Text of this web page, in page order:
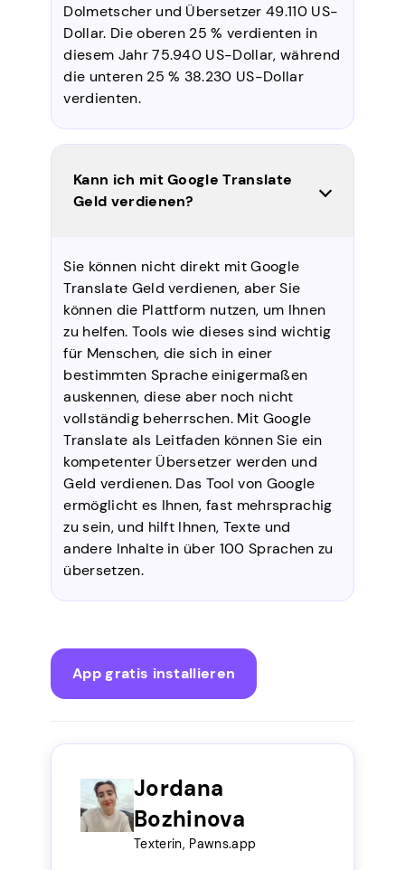
Dolmetscher und Übersetzer 49.110 US-
Dollar. Die oberen 25 % verdienten in
diesem Jahr 75.940 US-Dollar, während
die unteren 25 % 38.230 US-Dollar
verdienten.
Kann ich mit Google Translate
Geld verdienen?
Sie können nicht direkt mit Google
Translate Geld verdienen, aber Sie
können die Plattform nutzen, um Ihnen
zu helfen. Tools wie dieses sind wichtig
für Menschen, die sich in einer
bestimmten Sprache einigermaßen
auskennen, diese aber noch nicht
vollständig beherrschen. Mit Google
Translate als Leitfaden können Sie ein
kompetenter Übersetzer werden und
Geld verdienen. Das Tool von Google
ermöglicht es Ihnen, fast mehrsprachig
zu sein, und hilft Ihnen, Texte und
andere Inhalte in über 100 Sprachen zu
übersetzen.
App gratis installieren
Jordana
Bozhinova
Texterin, Pawns.app